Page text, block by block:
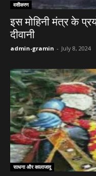
वशीकरण
इस मोहिनी मंत्र के
दीवानी
admin-gramin - July 8, 2024
साधना और कालाजादू